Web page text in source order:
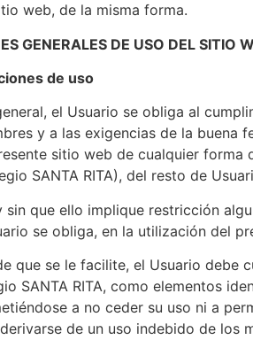
web, de la misma forma.
GENERALES DE USO DEL SITIO
de uso
el Usuario se obliga al
y a las exigencias de la buena
sitio web de cualquier forma
SANTA RITA), del resto de
sin que ello implique restricción
se obliga, en la utilización del
que se le facilite, el Usuario debe
SANTA RITA, como elementos
a no ceder su uso ni a
de un uso indebido de los